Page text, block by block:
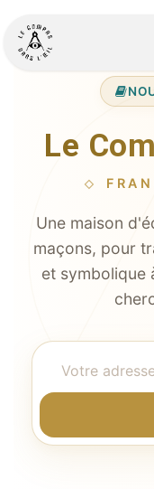
Le
Une maison
maçons, pour
et symbolique